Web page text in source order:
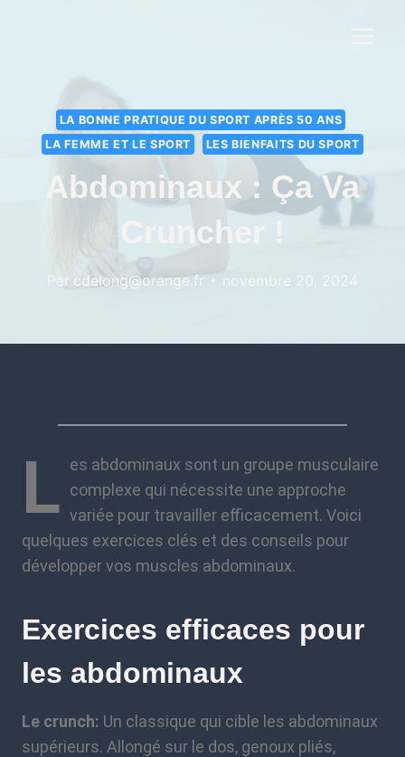
LA BONNE PRATIQUE DU SPORT APRÈS 50 ANS
LA FEMME ET LE SPORT
LES BIENFAITS DU SPORT
Abdominaux : Ça Va
Cruncher !
Par cdelong@orange.fr novembre 20, 2024
L es abdominaux sont un groupe musculaire
complexe qui nécessite une approche
variée pour travailler efficacement. Voici
quelques exercices clés et des conseils pour
développer vos muscles abdominaux.
Exercices efficaces pour
les abdominaux
Le crunch: Un classique qui cible les abdominaux
supérieurs. Allongé sur le dos, genoux pliés,